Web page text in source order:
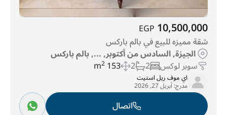
10,500,000
EGP
شقة مميزه للبيع في بالم باركس
الجيزة, السادس من أكتوبر, ..., بالم باركس
سوبر لوكس 2
2
153 m
2
اي موف ريل استيت
مدرج:أبريل 27, 2026
اتصال